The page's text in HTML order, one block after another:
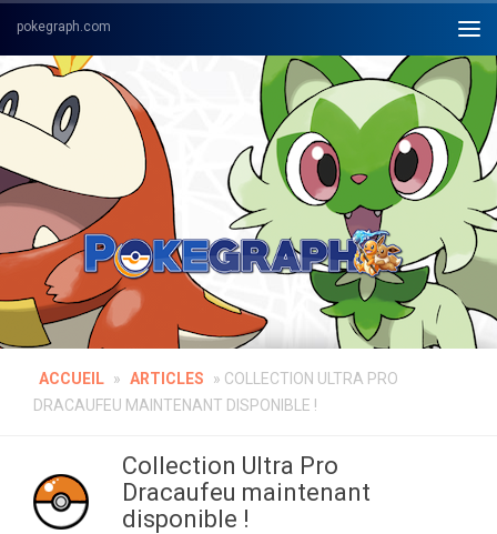
Skip to content
ACCUEIL » ARTICLES » COLLECTION ULTRA PRO
DRACAUFEU MAINTENANT DISPONIBLE !
Collection Ultra Pro
Dracaufeu maintenant
disponible !